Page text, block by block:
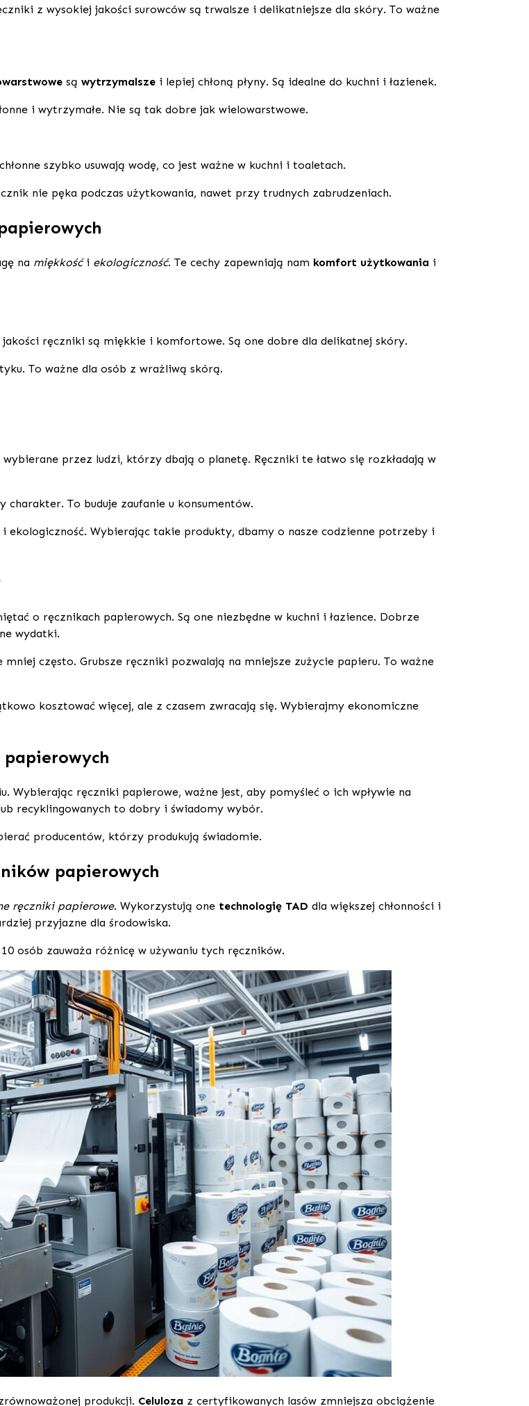
z wysokiej jakości surowców są trwalsze i delikatniejsze dla skóry. To ważne
są wytrzymalsze i lepiej chłoną płyny. Są idealne do kuchni i łazienek.
i wytrzymałe. Nie są tak dobre jak wielowarstwowe.
szybko usuwają wodę, co jest ważne w kuchni i toaletach.
nie pęka podczas użytkowania, nawet przy trudnych zabrudzeniach.
na miękkośći ekologiczność. Te cechy zapewniają nam komfort użytkowania i
ręczniki są miękkie i komfortowe. Są one dobre dla delikatnej skóry.
To ważne dla osób z wrażliwą skórą.
przez ludzi, którzy dbają o planetę. Ręczniki te łatwo się rozkładają w
To buduje zaufanie u konsumentów.
i ekologiczność. Wybierając takie produkty, dbamy o nasze codzienne potrzeby i
o ręcznikach papierowych. Są one niezbędne w kuchni i łazience. Dobrze
wydatki.
często. Grubsze ręczniki pozwalają na mniejsze zużycie papieru. To ważne
kosztować więcej, ale z czasem zwracają się. Wybierajmy ekonomiczne
Wybierając ręczniki papierowe, ważne jest, aby pomyśleć o ich wpływie na
recyklingowanych to dobry i świadomy wybór.
producentów, którzy produkują świadomie.
papierowych
ręczniki papierowe. Wykorzystują one technologię TAD dla większej chłonności i
przyjazne dla środowiska.
10 osób zauważa różnicę w używaniu tych ręczników.
produkcji. Celuloza z certyfikowanych lasów zmniejsza obciążenie